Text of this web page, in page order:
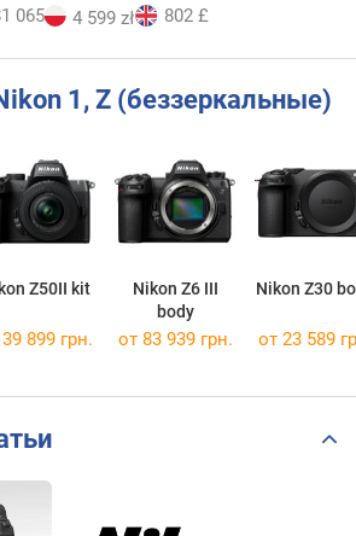
065 4 599 zł 802 £
1, Z (беззеркальные)
Z50II kit
Nikon Z6 III
body
Nikon Z30
899 грн. от 83 939 грн. от 23 589